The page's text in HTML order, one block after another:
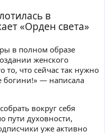
в
«Орден света»
в полном образе
женского
то, что сейчас так нужно
богини!» — написала
вокруг себя
пути духовности,
уже активно